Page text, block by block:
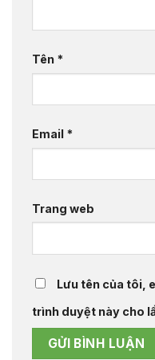
Tên *
Email *
Trang web
Lưu tên của tôi,
trình duyệt này cho